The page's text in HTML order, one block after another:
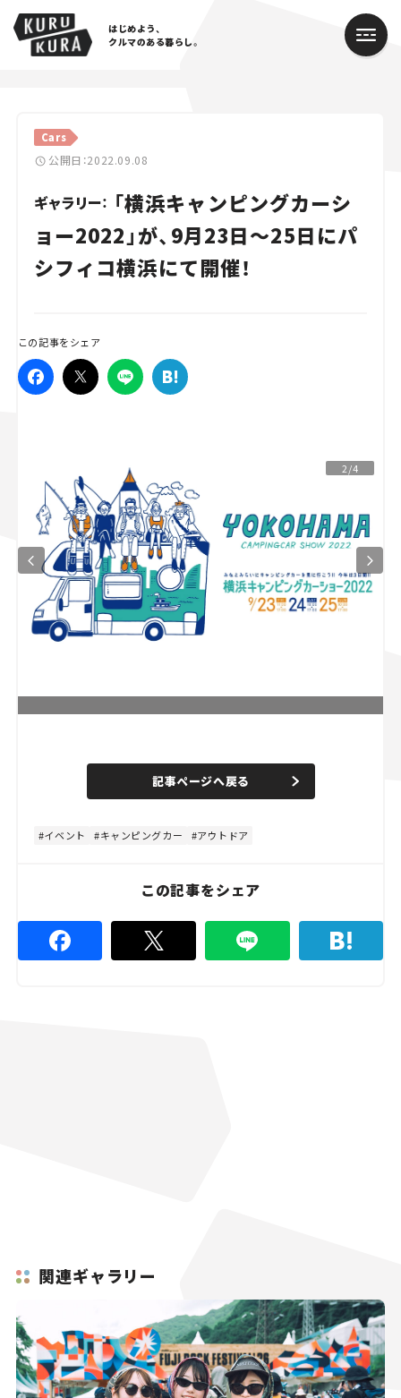
はじめよう、
クルマのある暮らし。
Cars
公開日：2022.09.08
ギャラリー： 「横浜キャンピングカーシ
ョー2022」が、9月23日～25日にパ
シフィコ横浜にて開催！
この記事をシェア
2/4
n
e
d
3
%
記事ページへ戻る
イベント キャンピングカー アウトドア
この記事をシェア
関連ギャラリー
Cars
Lifestyle
Traffic
Special
Campaign
人気のハッシュタグ